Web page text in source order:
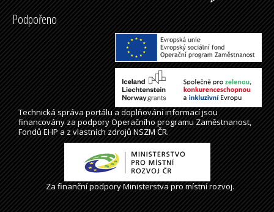
Podpořeno
Technická správaportálua doplňování informací jsou
financovány za podpory Operačního programu Zaměstnanost,
Fondů EHP a z vlastních zdrojů NSZM ČR.
Za finanční podpory Ministerstva pro místní rozvoj.